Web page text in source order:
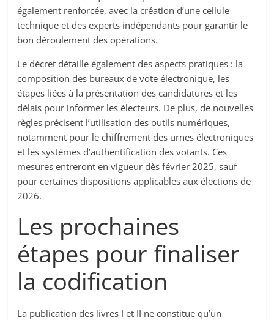
également renforcée, avec la création d’une cellule
technique et des experts indépendants pour garantir le
bon déroulement des opérations.
Le décret détaille également des aspects pratiques : la
composition des bureaux de vote électronique, les
étapes liées à la présentation des candidatures et les
délais pour informer les électeurs. De plus, de nouvelles
règles précisent l’utilisation des outils numériques,
notamment pour le chiffrement des urnes électroniques
et les systèmes d’authentification des votants. Ces
mesures entreront en vigueur dès février 2025, sauf
pour certaines dispositions applicables aux élections de
2026.
Les prochaines
étapes pour finaliser
la codification
La publication des livres I et II ne constitue qu’un